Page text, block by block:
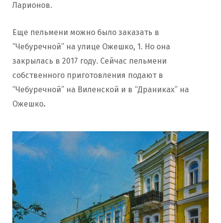
Ларионов.
Еще пельмени можно было заказать в
“Чебуречной” на улице Ожешко, 1. Но она
закрылась в 2017 году. Сейчас пельмени
собственного приготовления подают в
“Чебуречной” на Виленской и в “Драниках” на
Ожешко.